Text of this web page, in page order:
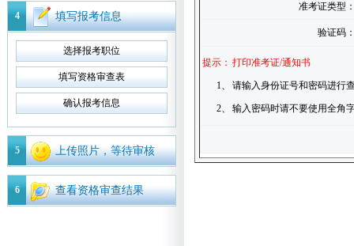
4 填写报考信息
选择报考职位
填写资格审查表
确认报考信息
5 上传照片，等待审核
6 查看资格审查结果
准考证类型
验证码
提示： 打印准考证/通知书
1、 请输入身份证号和密码进行
2、 输入密码时请不要使用全角